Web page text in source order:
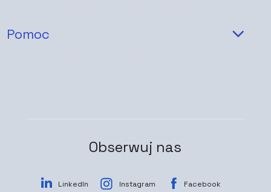
Pomoc
Obserwuj nas
LinkedIn Instagram Facebook